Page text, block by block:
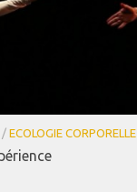
/ ECOLOGIE CORPORELLE